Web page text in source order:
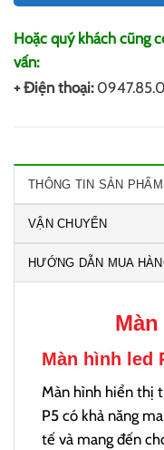
Hoặc quý khách cũng
vấn:
+ Điện thoại:
THÔNG TIN SẢN PHẨM
VẬN CHUYỂN
HƯỚNG DẪN MUA
Màn hình led
Màn hình hiển thị
P5 có khả năng
tế và mang đến